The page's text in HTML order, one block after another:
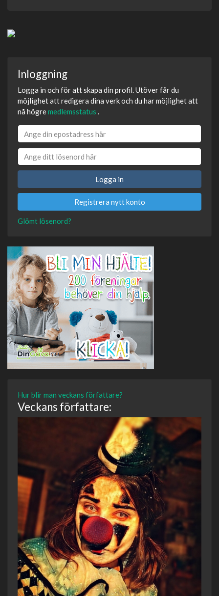
Inloggning
Logga in och för att skapa din profil. Utöver får du
möjlighet att redigera dina verk och du har möjlighet att
nå högremedlemsstatus .
Logga in
Registrera nytt konto
Glömt lösenord?
Hur blir man veckans författare?
Veckans författare: